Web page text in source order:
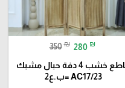
350 ₪ 280 ₪
قاطع خشب 4 دفة حبال مشبك
AC17/23 =ب.ع2